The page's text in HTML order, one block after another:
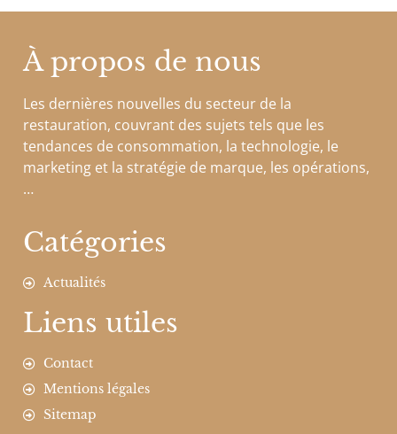
À propos de nous
Les dernières nouvelles du secteur de la
restauration, couvrant des sujets tels que les
tendances de consommation, la technologie, le
marketing et la stratégie de marque, les opérations,
…
Catégories
Actualités
Liens utiles
Contact
Mentions légales
Sitemap